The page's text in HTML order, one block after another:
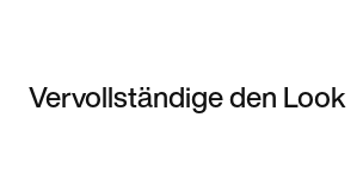
Vervollständige den Look